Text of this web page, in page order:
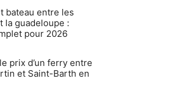
bateau entre les
la guadeloupe :
pour 2026
prix d’un ferry entre
et Saint-Barth en